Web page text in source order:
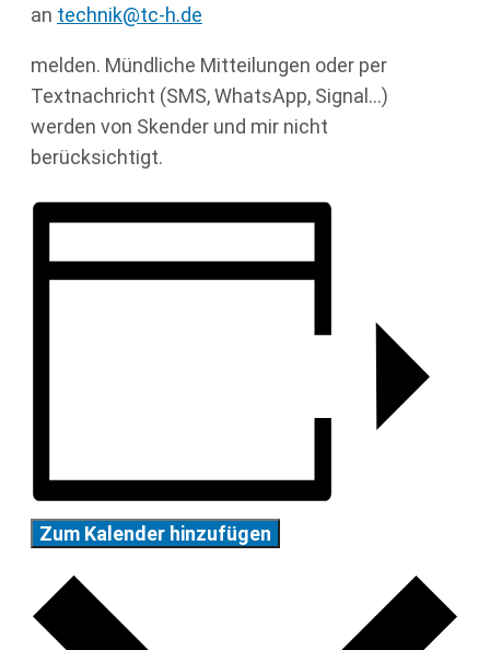
an technik@tc-h.de
melden. Mündliche Mitteilungen oder per
Textnachricht (SMS, WhatsApp, Signal…)
werden von Skender und mir nicht
berücksichtigt.
Zum Kalender hinzufügen